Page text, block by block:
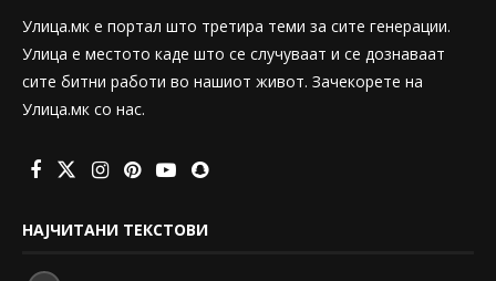
Улица.мк е портал што третира теми за сите генерации.
Улица е местото каде што се случуваат и се дознаваат
сите битни работи во нашиот живот. Зачекорете на
Улица.мк со нас.
НАЈЧИТАНИ ТЕКСТОВИ